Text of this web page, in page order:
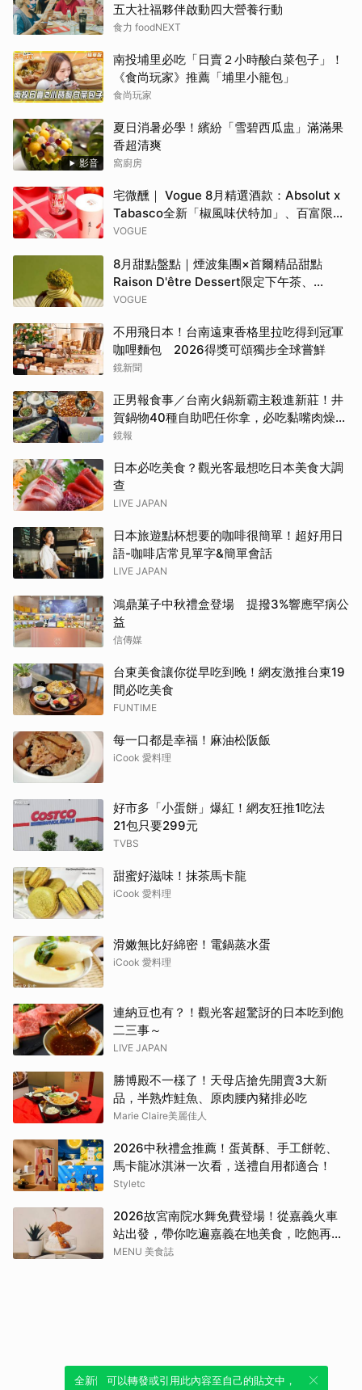
五大社福夥伴啟動四大營養行動
食力 foodNEXT
南投埔里必吃「日賣２小時酸白菜包子」！
《食尚玩家》推薦「埔里小籠包」
食尚玩家
影音
夏日消暑必學！繽紛「雪碧西瓜盅」滿滿果
香超清爽
窩廚房
宅微醺｜ Vogue 8月精選酒款：Absolut x
Tabasco全新「椒風味伏特加」、百富限定
「花時心藝限量禮盒」、WAT x 萬波「紅蘋
VOGUE
8月甜點盤點｜煙波集團×首爾精品甜點
Raison D'être Dessert限定下午茶、
Gelato pique cafe辻利茶舗聯名可麗餅、
VOGUE
不用飛日本！台南遠東香格里拉吃得到冠軍
咖哩麵包 2026得獎可頌獨步全球嘗鮮
鏡新聞
正男報食事／台南火鍋新霸主殺進新莊！井
賀鍋物40種自助吧任你拿，必吃黏嘴肉燥
飯、現做棉花糖
鏡報
日本必吃美食？觀光客最想吃日本美食大調
查
LIVE JAPAN
日本旅遊點杯想要的咖啡很簡單！超好用日
語-咖啡店常見單字&簡單會話
LIVE JAPAN
鴻鼎菓子中秋禮盒登場 提撥3%響應罕病公
益
信傳媒
台東美食讓你從早吃到晚！網友激推台東19
間必吃美食
FUNTIME
每一口都是幸福！麻油松阪飯
iCook 愛料理
好市多「小蛋餅」爆紅！網友狂推1吃法
21包只要299元
TVBS
甜蜜好滋味！抹茶馬卡龍
iCook 愛料理
滑嫩無比好綿密！電鍋蒸水蛋
iCook 愛料理
連納豆也有？！觀光客超驚訝的日本吃到飽
二三事～
LIVE JAPAN
勝博殿不一樣了！天母店搶先開賣3大新
品，半熟炸鮭魚、原肉腰內豬排必吃
Marie Claire美麗佳人
2026中秋禮盒推薦！蛋黃酥、手工餅乾、
馬卡龍冰淇淋一次看，送禮自用都適合！
Styletc
2026故宮南院水舞免費登場！從嘉義火車
站出發，帶你吃遍嘉義在地美食，吃飽再去
看夜間展演，這周末就這樣安排吧！
MENU 美食誌
全新體驗！一鍵引用此內容，透過發布貼
可以轉發或引用此內容至自己的貼文中，